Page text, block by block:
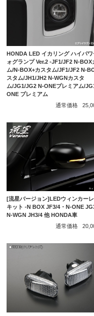
HONDA LED イカリング ハイパワ
ォグランプ Ver.2 -JF1/JF2 N-BOX
ム/N-BOX+カスタム/JF1/JF2 N-
スタム/JH1/JH2 N-WGNカスタ
ム/JG1/JG2 N-ONEプレミアム/
ONE プレミアム
通常価格
[流星バージョン]LEDウィンカー
キット -N BOX JF3/4・N-ONE
N-WGN JH3/4 他 HONDA車
通常価格